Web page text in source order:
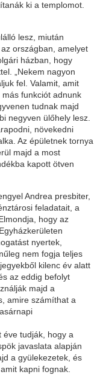
ki a templomot.
lesz, miután
országban, amelyet
házban, hogy
„Nekem nagyon
fel. Valamit, amit
funkciót adnunk
tudnak majd
negyven ülőhely lesz.
növekedni
Az épületnek tornya
majd a most
kapott ötven
Andrea presbiter,
feladatait, a
hogy az
nyertek,
nem fogja teljes
kilenc év alatt
az eddig befolyt
majd a
amire számíthat a
éve tudják, hogy a
javaslata alapján
a gyülekezetek, és
kapni fognak.